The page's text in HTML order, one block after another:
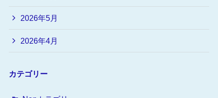
2026年5月
2026年4月
カテゴリー